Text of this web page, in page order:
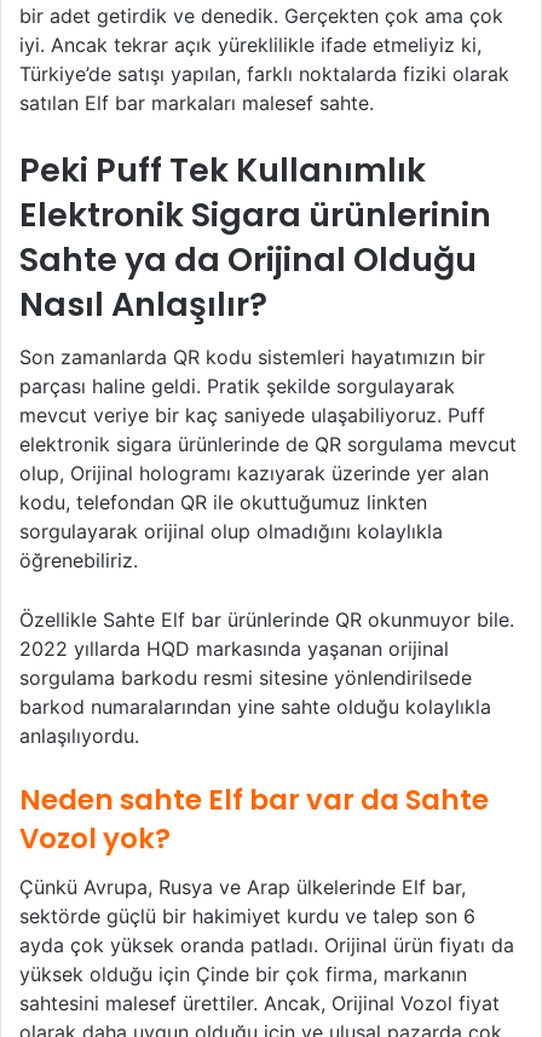
bir adet getirdik ve denedik. Gerçekten çok ama çok
iyi. Ancak tekrar açık yüreklilikle ifade etmeliyiz ki,
Türkiye’de satışı yapılan, farklı noktalarda fiziki olarak
satılan Elf bar markaları malesef sahte.
Peki Puff Tek Kullanımlık
Elektronik Sigara ürünlerinin
Sahte ya da Orijinal Olduğu
Nasıl Anlaşılır?
Son zamanlarda QR kodu sistemleri hayatımızın bir
parçası haline geldi. Pratik şekilde sorgulayarak
mevcut veriye bir kaç saniyede ulaşabiliyoruz. Puff
elektronik sigara ürünlerinde de QR sorgulama mevcut
olup, Orijinal hologramı kazıyarak üzerinde yer alan
kodu, telefondan QR ile okuttuğumuz linkten
sorgulayarak orijinal olup olmadığını kolaylıkla
öğrenebiliriz.
Özellikle Sahte Elf bar ürünlerinde QR okunmuyor bile.
2022 yıllarda HQD markasında yaşanan orijinal
sorgulama barkodu resmi sitesine yönlendirilsede
barkod numaralarından yine sahte olduğu kolaylıkla
anlaşılıyordu.
Neden sahte Elf bar var da Sahte
Vozol yok?
Çünkü Avrupa, Rusya ve Arap ülkelerinde Elf bar,
sektörde güçlü bir hakimiyet kurdu ve talep son 6
ayda çok yüksek oranda patladı. Orijinal ürün fiyatı da
yüksek olduğu için Çinde bir çok firma, markanın
sahtesini malesef ürettiler. Ancak, Orijinal Vozol fiyat
olarak daha uygun olduğu için ve ulusal pazarda çok